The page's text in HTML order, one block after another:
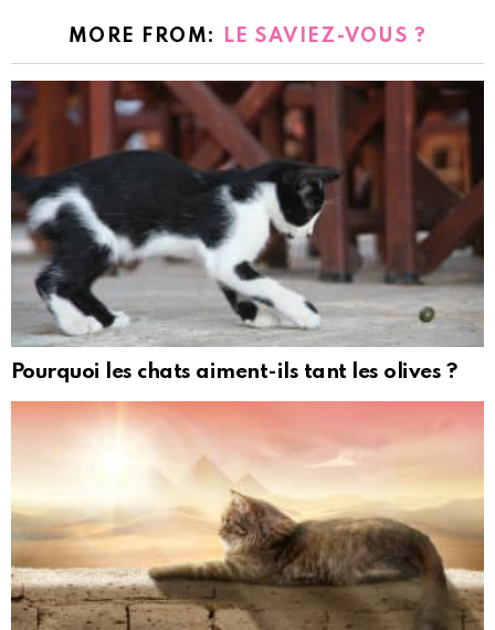
MORE FROM: LE SAVIEZ-VOUS ?
Pourquoi les chats aiment-ils tant les olives ?